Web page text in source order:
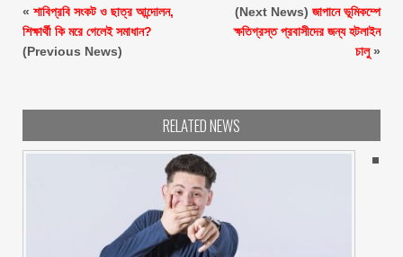
« শাবিপ্রবি সংকট ও ছাত্র আন্দোলন,
শিক্ষার্থী কি মরে গেলেই সমাধান?
(Previous News)
(Next News) জাপানে ভূমিকম্পে
ক্ষতিগ্রস্ত প্রবাসীদের জন্য হটলাইন
চালু»
RELATED NEWS